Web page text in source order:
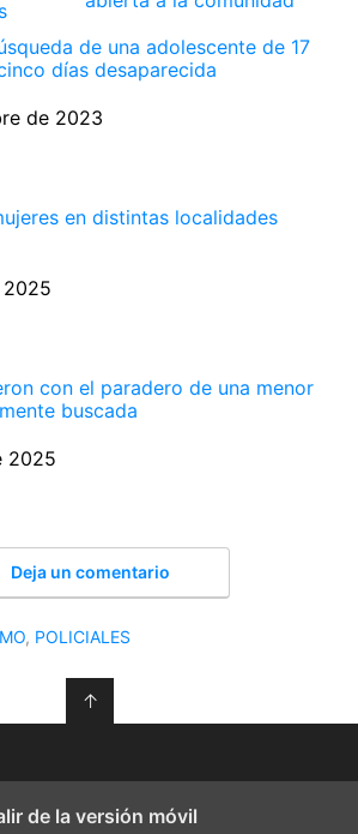
de una adolescente de 17
días desaparecida
de 2023
en distintas localidades
con el paradero de una menor
buscada
2025
Deja un comentario
, POLICIALES
↑
de la versión móvil